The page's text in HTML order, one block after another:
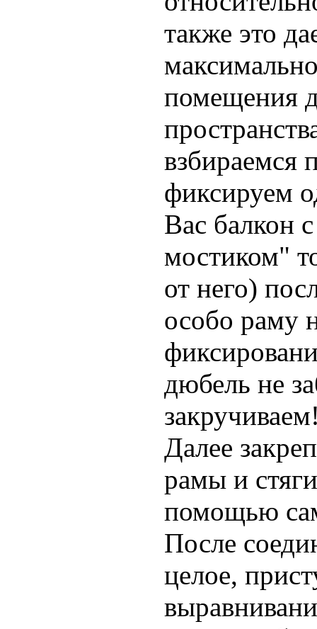
также это
помещения
взбираемся
фиксируем
Вас балкон
мостиком"
от него)
особо раму
дюбель не
Далее
рамы и
помощью
После
целое,